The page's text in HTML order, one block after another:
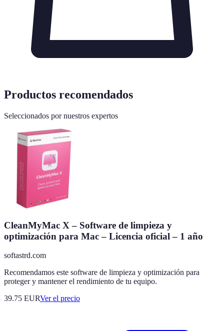
Productos recomendados
Seleccionados por nuestros expertos
CleanMyMac X – Software de limpieza y
optimización para Mac – Licencia oficial – 1 año
softastrd.com
Recomendamos este software de limpieza y optimización para
proteger y mantener el rendimiento de tu equipo.
39.75 EURVer el precio